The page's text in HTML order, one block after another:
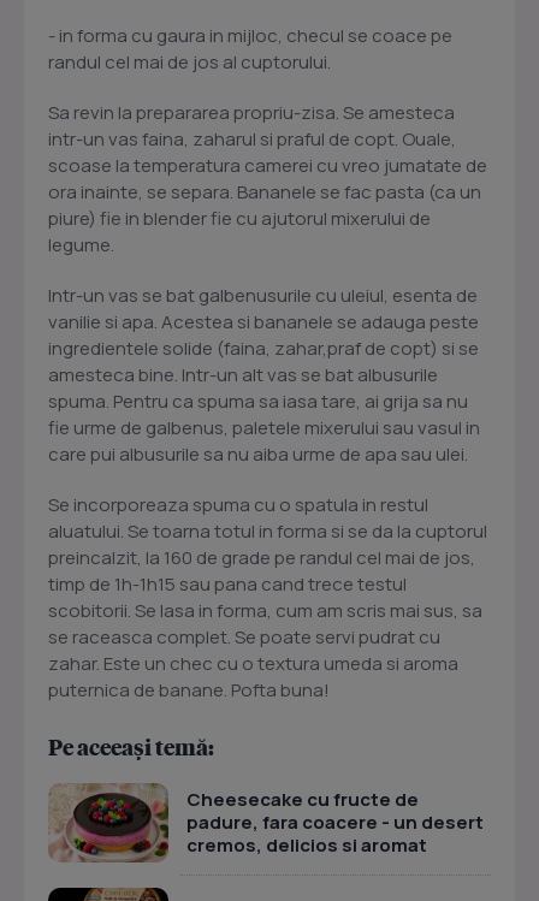
- in forma cu gaura in mijloc, checul se coace pe
randul cel mai de jos al cuptorului.
Sa revin la prepararea propriu-zisa. Se amesteca
intr-un vas faina, zaharul si praful de copt. Ouale,
scoase la temperatura camerei cu vreo jumatate de
ora inainte, se separa. Bananele se fac pasta (ca un
piure) fie in blender fie cu ajutorul mixerului de
legume.
Intr-un vas se bat galbenusurile cu uleiul, esenta de
vanilie si apa. Acestea si bananele se adauga peste
ingredientele solide (faina, zahar,praf de copt) si se
amesteca bine. Intr-un alt vas se bat albusurile
spuma. Pentru ca spuma sa iasa tare, ai grija sa nu
fie urme de galbenus, paletele mixerului sau vasul in
care pui albusurile sa nu aiba urme de apa sau ulei.
Se incorporeaza spuma cu o spatula in restul
aluatului. Se toarna totul in forma si se da la cuptorul
preincalzit, la 160 de grade pe randul cel mai de jos,
timp de 1h-1h15 sau pana cand trece testul
scobitorii. Se lasa in forma, cum am scris mai sus, sa
se raceasca complet. Se poate servi pudrat cu
zahar. Este un chec cu o textura umeda si aroma
puternica de banane. Pofta buna!
Pe aceeași temă:
Cheesecake cu fructe de
padure, fara coacere - un desert
cremos, delicios si aromat